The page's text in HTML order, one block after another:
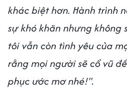
khác biệt hơn. Hành trình
sự khó khăn nhưng không
tôi vẫn còn tình yêu của
rằng mọi người sẽ cổ vũ
phục ước mơ nhé!".